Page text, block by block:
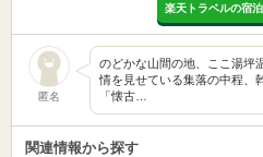
楽天トラベルの宿
匿名
のどかな山間の地、ここ湯坪
情を見せている集落の中程、
「懐古…
関連情報から探す